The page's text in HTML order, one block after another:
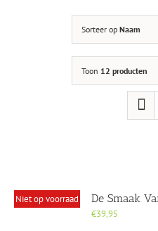
Sorteer op Naam
Toon 12 producten
Niet op voorraad De Smaak
€39,95